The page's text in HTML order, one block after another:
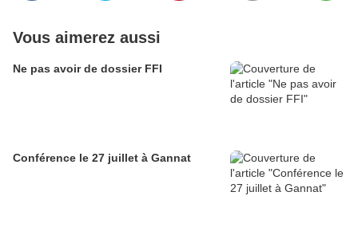
Vous aimerez aussi
Ne pas avoir de dossier FFI
Conférence le 27 juillet à Gannat